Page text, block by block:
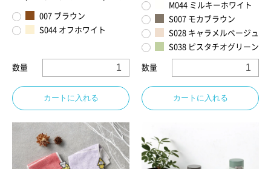
007 ブラウン
S044 オフホワイト
数量
カートに入れる
M044 ミルキーホワイト
S007 モカブラウン
S028 キャラメルベージュ
S038 ピスタチオグリーン
数量
カートに入れる